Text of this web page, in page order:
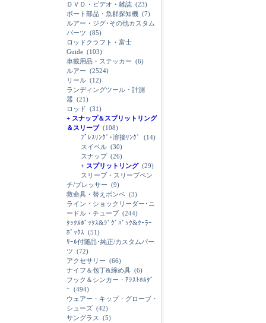
ＤＶＤ・ビデオ・雑誌 (23)
ボート部品・魚群探知機 (7)
ルアー・ジグ･その他カスタム
パーツ (85)
ロッドクラフト・富士
Guide (103)
車載用品・ステッカー (6)
ルアー (2524)
リール (12)
ランディングツール・計測
器 (21)
ロッド (31)
+ スナップ＆スプリットリング
＆スリーブ(108)
ﾌﾟﾚｽﾘﾝｸﾞ･溶接ﾘﾝｸﾞ
(14)
スイベル (30)
スナップ(26)
+ スプリットリング(29)
スリーブ・スリーブペン
チ/プレッサー (9)
救命具・替えボンベ (3)
ライン・ショックリーダー･ニ
ードル・チューブ (244)
ﾀｯｸﾙﾎﾞｯｸｽ&ｼﾞｸﾞﾊﾞｯｸ&ｸｰﾗｰ
ﾎﾞｯｸｽ (51)
ﾘｰﾙ付随品･純正/カスタムパー
ツ (72)
アクセサリー (66)
ナイフ＆包丁&締め具 (6)
フック＆シンカー・ｱｼｽﾄﾎﾙﾀﾞ
ｰ (494)
ウェアー・キップ・グローブ・
シューズ (42)
サングラス
(5)